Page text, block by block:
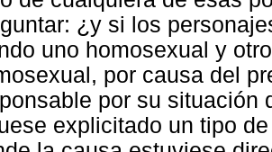
¿y si los
uno homosexual y
por causa del
por su situación
explicitado un tipo